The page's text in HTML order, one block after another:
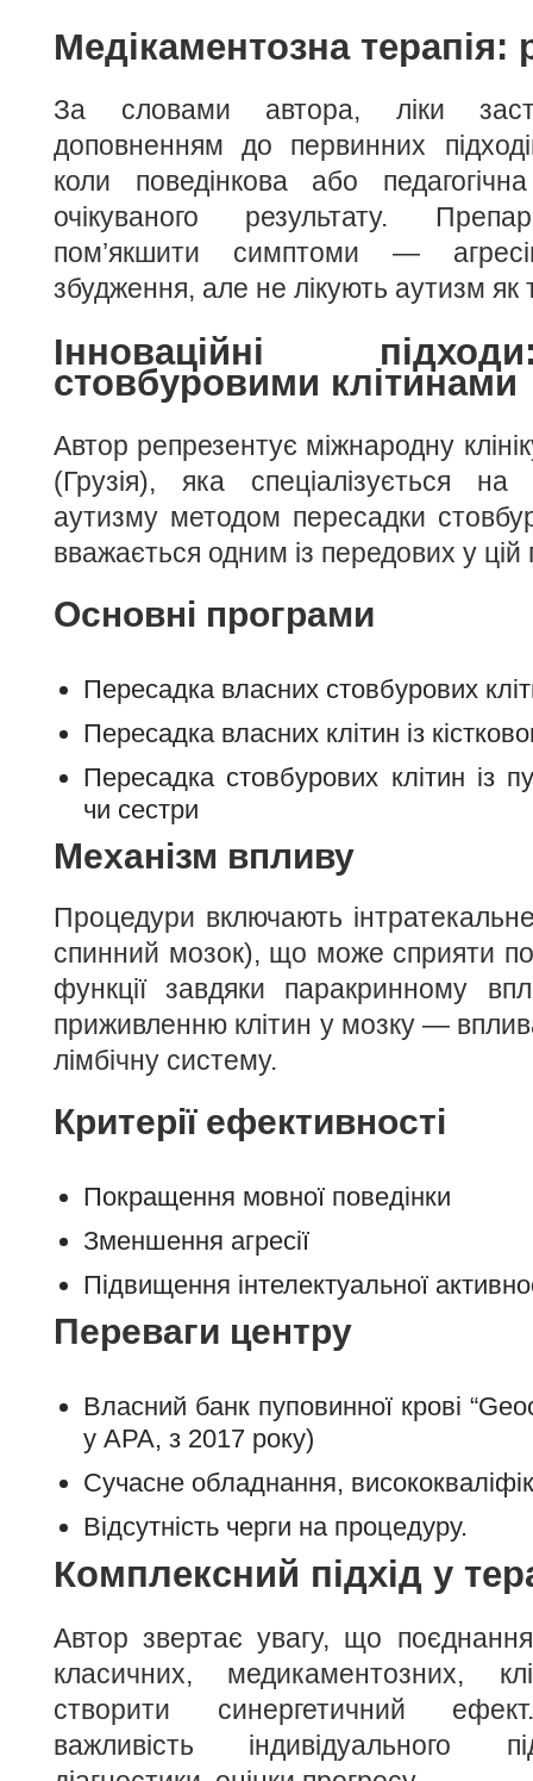
Медікаментозна терапія:
За словами автора, ліки
доповненням до первинних
коли поведінкова або
очікуваного результату.
пом’якшити симптоми —
збудження, але не лікують аутизм як
Інноваційні
стовбуровими клітинами
Автор репрезентує міжнародну
(Грузія), яка спеціалізується на
аутизму методом пересадки
вважається одним із передових у цій
Основні програми
Пересадка власних стовбурових
Пересадка власних клітин із
Пересадка стовбурових клітин із
чи сестри
Механізм впливу
Процедури включають
спинний мозок), що може сприяти
функції завдяки паракринному
приживленню клітин у мозку —
лімбічну систему.
Критерії ефективності
Покращення мовної поведінки
Зменшення агресії
Підвищення інтелектуальної
Переваги центру
Власний банк пуповинної крові
у APA, з 2017 року)
Сучасне обладнання,
Відсутність черги на процедуру.
Комплексний підхід у
Автор звертає увагу, що
класичних, медикаментозних,
створити синергетичний
важливість індивідуального